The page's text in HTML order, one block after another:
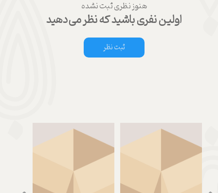
هنوز نظری ثبت نشده
اولین نفری باشید که نظر می‌دهید
ثبت نظر